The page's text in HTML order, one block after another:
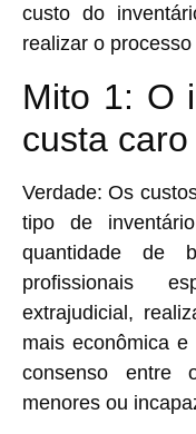
custo do
realizar o
Mito 1: O
custa caro
Verdade: Os
tipo de
quantidade de
profissionais
extrajudicial,
mais econômica
consenso entre
menores ou